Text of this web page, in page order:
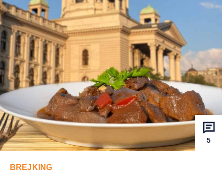
5
BREJKING